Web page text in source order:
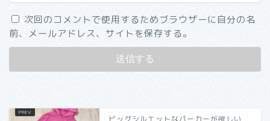
次回のコメントで使用するためブラウザーに自分の名
前、メールアドレス、サイトを保存する。
ビッグシルエットなパーカーが欲しい